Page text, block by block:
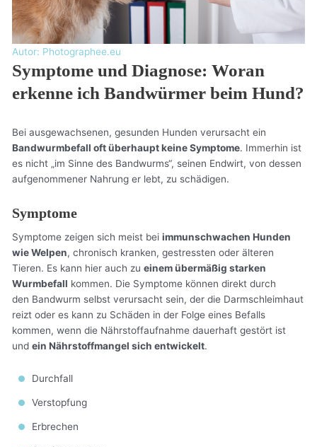
Autor: Photographee.eu
Symptome und Diagnose: Woran
erkenne ich Bandwürmer beim Hund?
Bei ausgewachsenen, gesunden Hunden verursacht ein
Bandwurmbefall oft überhaupt keine Symptome. Immerhin ist
es nicht „im Sinne des Bandwurms“, seinen Endwirt, von dessen
aufgenommener Nahrung er lebt, zu schädigen.
Symptome
Symptome zeigen sich meist beiimmunschwachen Hunden
wie Welpen, chronisch kranken, gestressten oder älteren
Tieren. Es kann hier auch zueinem übermäßig starken
Wurmbefall kommen. Die Symptome können direkt durch
den Bandwurm selbst verursacht sein, der die Darmschleimhaut
reizt oder es kann zu Schäden in der Folge eines Befalls
kommen, wenn die Nährstoffaufnahme dauerhaft gestört ist
undein Nährstoffmangel sich entwickelt.
Durchfall
Verstopfung
Erbrechen